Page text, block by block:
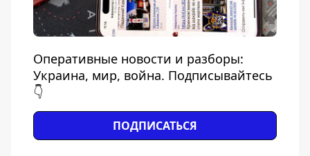
Оперативные новости и разборы:
Украина, мир, война. Подписывайтесь
👇
ПОДПИСАТЬСЯ